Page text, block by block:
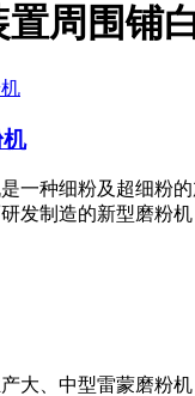
周围铺
一种细粉及超细粉
发制造的新型磨粉
大、中型雷蒙磨粉